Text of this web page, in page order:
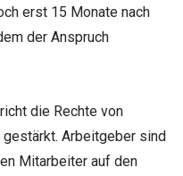
erst 15 Monate nach
der Anspruch
die Rechte von
Arbeitgeber sind
Mitarbeiter auf den